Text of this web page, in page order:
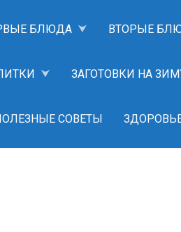
БЛЮДА ВТОРЫЕ
ЗАГОТОВКИ НА
СОВЕТЫ